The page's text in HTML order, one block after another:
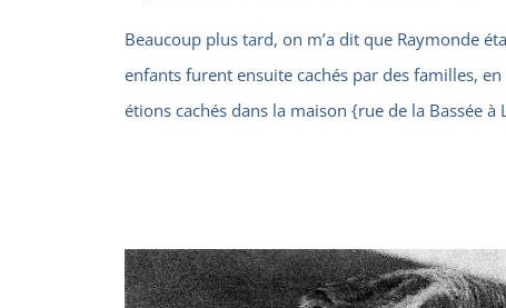
Beaucoup plus tard, on m’a dit que Raymonde
enfants furent ensuite cachés par des familles,
étions cachés dans la maison {rue de la Bassée à